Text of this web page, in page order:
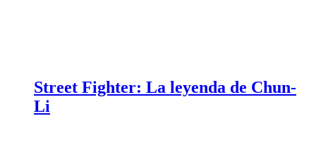
Street Fighter: La leyenda de Chun-
Li